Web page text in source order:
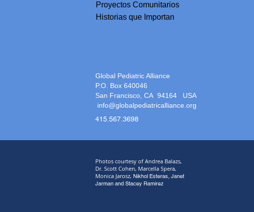
Proyectos Comunitarios
Historias que Importan
Global Pediatric Alliance
P.O. Box 640046
San Francisco, CA 94164 USA
info@globalpediatricalliance.org
415.567.3698
Photos courtesy of Andrea Balazs,
Dr. Scott Cohen, Marcella Spera,
Monica Jarosz, Nikhol Esteras, Janet
Jarman and Stacey Ramirez